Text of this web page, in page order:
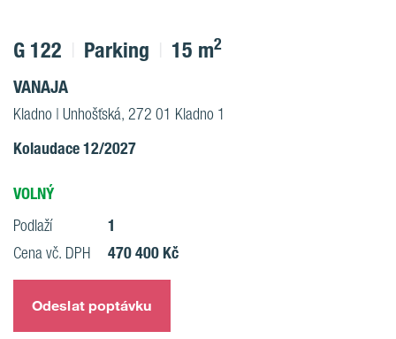
G 122 Parking 15 m2
VANAJA
Kladno | Unhošťská, 272 01 Kladno 1
Kolaudace 12/2027
VOLNÝ
Podlaží 1
Cena vč. DPH 470 400 Kč
Odeslat poptávku